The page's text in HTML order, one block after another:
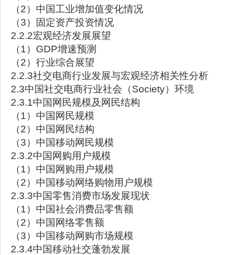
（2）中国工业增加值变化情况
（3）固定资产投资情况
2.2.2宏观经济发展展望
（1）GDP增速预测
（2）行业综合展望
2.2.3社交电商行业发展与宏观经济相关性分析
2.3中国社交电商行业社会（Society）环境
2.3.1中国网民规模及网民结构
（1）中国网民规模
（2）中国网民结构
（3）中国移动网民规模
2.3.2中国网购用户规模
（1）中国网购用户规模
（2）中国移动网络购物用户规模
2.3.3中国零售消费市场发展现状
（1）中国社会消费品零售额
（2）中国网络零售额
（3）中国移动网购市场规模
2.3.4中国移动社交蓬勃发展